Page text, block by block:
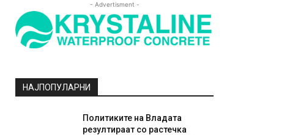
- Advertisment -
НАЈПОПУЛАРНИ
Политиките на Владата
резултираат со растечка